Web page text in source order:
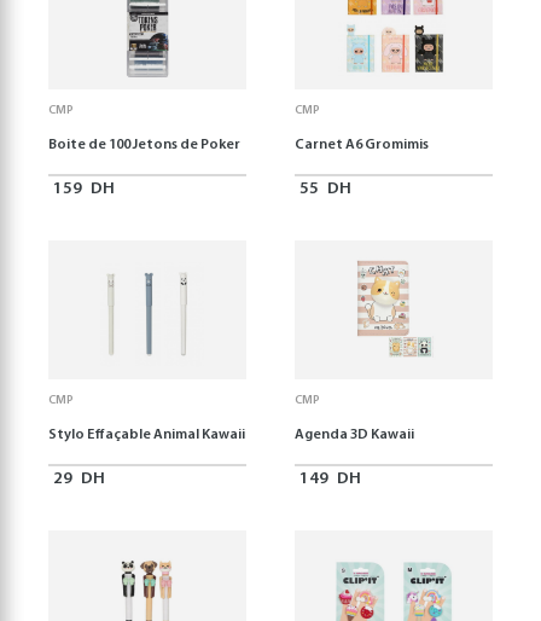
CMP
Boite de 100 Jetons de Poker
159 DH
CMP
Carnet A6 Gromimis
55 DH
CMP
Stylo Effaçable Animal Kawaii
29 DH
CMP
Agenda 3D Kawaii
149 DH